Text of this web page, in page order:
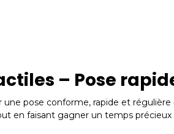
– Pose
une pose conforme, rapide et régulière
en faisant gagner un temps précieux